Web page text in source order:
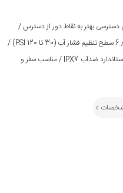
برای دسترسی بهتر به نقاط دور از دسترس /
دارای 5 حالت کاری مختلف / 6 سطح تنظیم فشار آب (30 تا 120 PSI) /
مخزن آب 300 میلی‌لیتری / استاندارد ضدآب IPX7 / مناسب سفر و